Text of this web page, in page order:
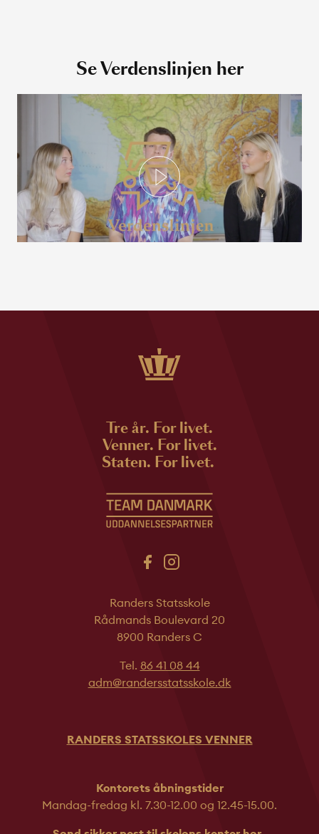
Se Verdenslinjen her
Tre år. For livet.
Venner. For livet.
Staten. For livet.
Randers Statsskole
Rådmands Boulevard 20
8900 Randers C
Tel. 86 41 08 44
adm@randersstatsskole.dk
RANDERS STATSSKOLES VENNER
Kontorets åbningstider
Mandag-fredag kl. 7.30-12.00 og 12.45-15.00.